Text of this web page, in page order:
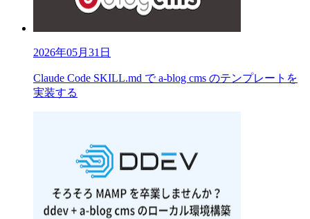
2026年05月31日
Claude Code SKILL.md で a-blog cms のテンプレートを
実装する